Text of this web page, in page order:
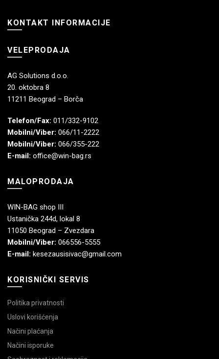
KONTAKT INFORMACIJE
VELEPRODAJA
AG Solutions d.o.o.
20. oktobra 8
11211 Beograd – Borča
Telefon/Fax: 011/332-9102
Mobilni/Viber: 066/11-2222
Mobilni/Viber: 066/355-222
E-mail: office@win-bag.rs
MALOPRODAJA
WIN-BAG shop III
Ustanička 244d, lokal 8
11050 Beograd – Zvezdara
Mobilni/Viber: 066556-5555
E-mail: kesezausisivac@gmail.com
KORISNIČKI SERVIS
Politika privatnosti
Uslovi korišćenja
Načini plaćanja
Načini isporuke